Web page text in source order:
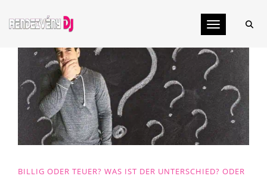
Toggle
BILLIG ODER TEUER? WAS IST DER UNTERSCHIED? ODER